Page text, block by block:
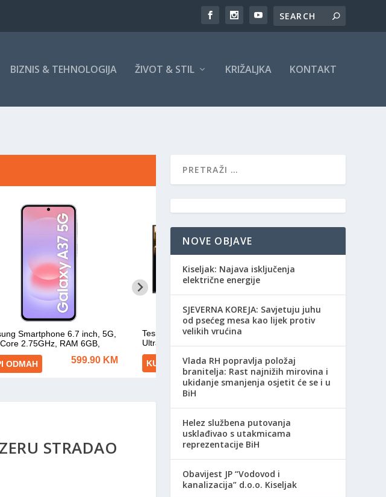
BIZNIS & TEHNOLOGIJA ŽIVOT & STIL KRIŽALJKA KONTAKT
STRADAO
NOVE OBJAVE
Kiseljak: Najava isključenja
električne energije
SJEVERNA KOREJA: Savjetuju juhu
od psećeg mesa kao lijek protiv
velikih vrućina
Vlada RH popravlja položaj
branitelja: Rast najnižih mirovina i
ukidanje smanjenja osjetit će se i u
BiH
Helez službena putovanja
usklađivao s utakmicama
reprezentacije BiH
Obavijest JP “Vodovod i
kanalizacija” d.o.o. Kiseljak